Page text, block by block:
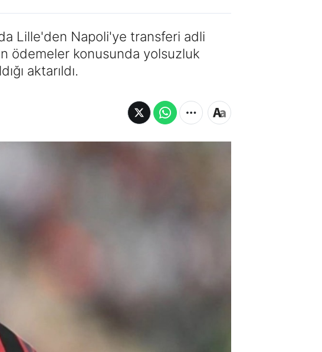
Lille'den Napoli'ye transferi adli
ödemeler konusunda yolsuzluk
aktarıldı.